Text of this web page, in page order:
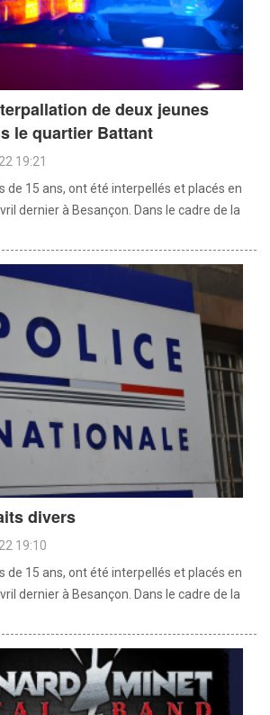
de deux jeunes
le quartier Battant
19:21
de 15 ans, ont été interpellés et placés en
dernier à Besançon. Dans le cadre de la
divers
19:10
de 15 ans, ont été interpellés et placés en
dernier à Besançon. Dans le cadre de la